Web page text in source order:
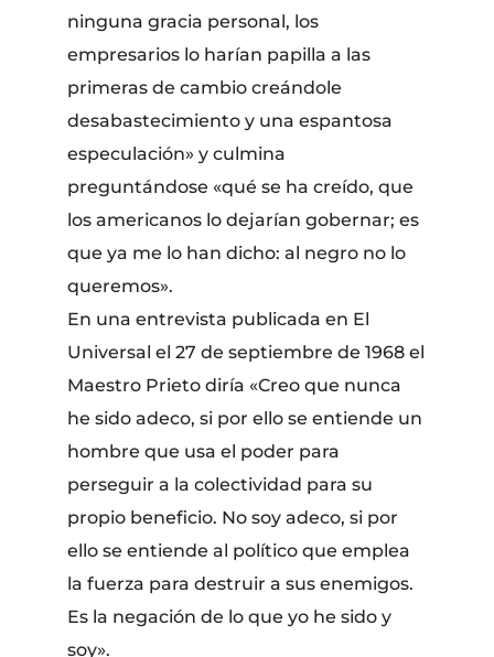
ninguna gracia personal, los
empresarios lo harían papilla a las
primeras de cambio creándole
desabastecimiento y una espantosa
especulación» y culmina
preguntándose «qué se ha creído, que
los americanos lo dejarían gobernar; es
que ya me lo han dicho: al negro no lo
queremos».
En una entrevista publicada en El
Universal el 27 de septiembre de 1968 el
Maestro Prieto diría «Creo que nunca
he sido adeco, si por ello se entiende un
hombre que usa el poder para
perseguir a la colectividad para su
propio beneficio. No soy adeco, si por
ello se entiende al político que emplea
la fuerza para destruir a sus enemigos.
Es la negación de lo que yo he sido y
soy».